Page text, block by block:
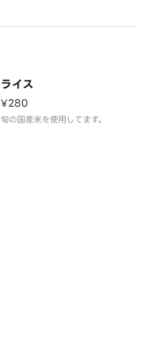
ライス
¥280
旬の国産米を使用してます。